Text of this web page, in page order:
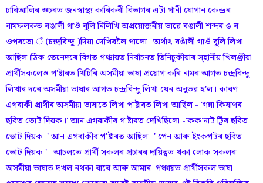
চাৰিআলিৰ ওচৰত জনস্বাস্থ্য কাৰিকৰী বিভাগৰ এটা পানী যোগান কেন্দ্ৰৰ
নামফলকত বঙালী গাওঁ বুলি নিলিখি অপ্ৰয়োজনীয় ভাৱে বঙালী শব্দৰ ঙ ৰ
ওপৰতো ঁ (চন্দ্ৰবিন্দু )দিয়া দেখিবলৈ পালো। অৰ্থাৎ বঙাঁলী গাওঁ বুলি লিখা
আছিল।ঠিক তেনেদৰে বিগত পঞ্চায়ত নিৰ্বাচনত তিনিচুকীয়াৰ স্হানীয় খিলঞ্জীয়া
প্ৰাৰ্থীসকলেও প'ষ্টাৰত খিচিৰি অসমীয়া ভাষা প্ৰয়োগ কৰি নামৰ আগত চন্দ্ৰবিন্দু
লিখাৰ দৰে অসমীয়া ভাষাৰ আগত চন্দ্ৰবিন্দু লিখা যেন অনুভৱ হ'ল। কাৰণ
এগৰাকী প্ৰাৰ্থীৰ অসমীয়া ভাষাতে লিখা প'ষ্টাৰত লিখা আছিল - 'গন্না কিষাণৰ
ছবিত ভোট দিয়ক।' আন এগৰাকীৰ প'ষ্টাৰত দেখিছিলো -'কক'নাট ট্ৰিৰ ছবিত
ভোট দিয়ক।' আন এগৰাকীৰ প'ষ্টাৰত আছিল -' পেন আৰু ইংকপটৰ ছবিত
ভোট দিয়ক '। আচলতে প্ৰাৰ্থী সকলৰ প্ৰচাৰৰ দায়িত্বত থকা লোক সকলৰ
অসমীয়া ভাষাত দখল নথকা বাবে আৰু আমাৰ পঞ্চায়ত প্ৰাৰ্থীসকল ভাষা